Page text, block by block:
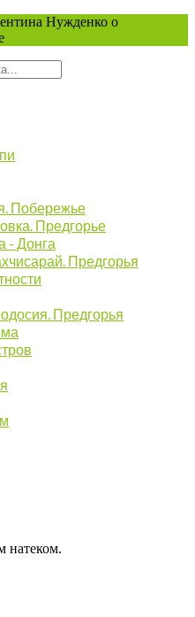
Нужденко о
Побережье
Предгорье
- Донга
Предгорья
Предгорья
натеком.